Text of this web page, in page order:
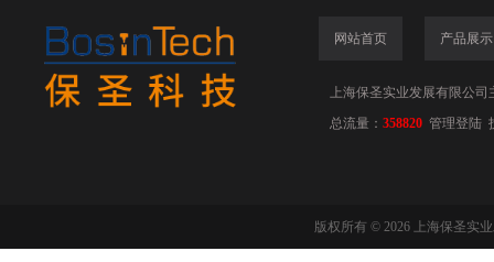
网站首页 产品展示
上海保圣实业发展有限公司
总流量： 358820 管理登陆
版权所有 © 2026 上海保圣实